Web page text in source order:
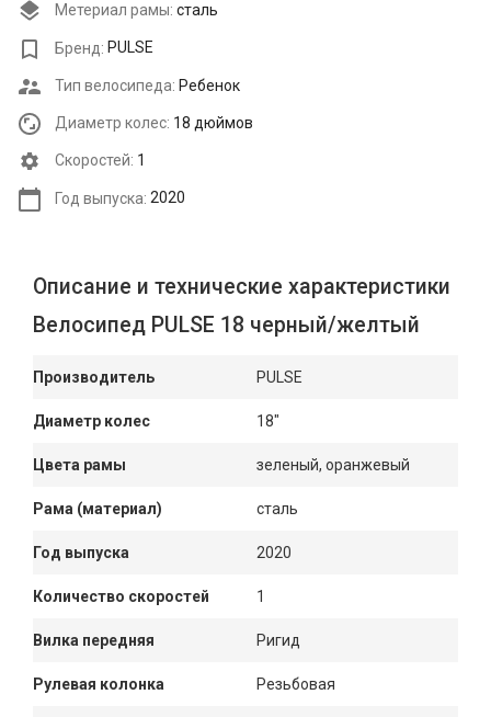
Метериал рамы: сталь
Бренд: PULSE
Тип велосипеда: Ребенок
Диаметр колес: 18 дюймов
Cкоростей: 1
Год выпуска: 2020
Описание и технические характеристики
Велосипед PULSE 18 черный/желтый
Производитель PULSE
Диаметр колес 18"
Цвета рамы зеленый, оранжевый
Рама (материал) сталь
Год выпуска 2020
Количество скоростей 1
Вилка передняя Ригид
Рулевая колонка Резьбовая